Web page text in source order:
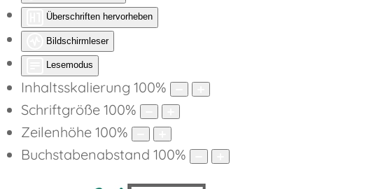
Überschriften hervorheben
Bildschirmleser
Lesemodus
Inhaltsskalierung 100%
Schriftgröße 100%
Zeilenhöhe 100%
Buchstabenabstand 100%